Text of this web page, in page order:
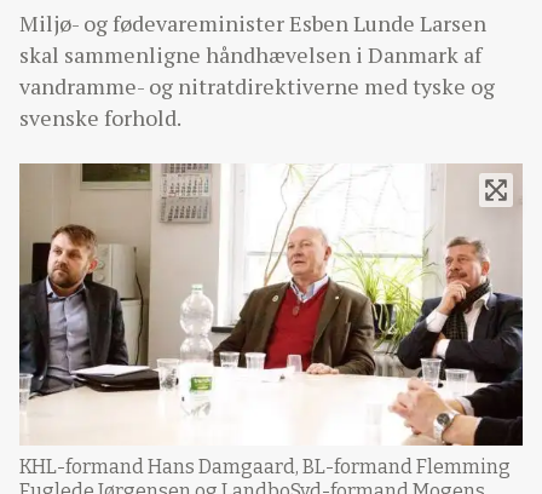
Miljø- og fødevareminister Esben Lunde Larsen
skal sammenligne håndhævelsen i Danmark af
vandramme- og nitratdirektiverne med tyske og
svenske forhold.
KHL-formand Hans Damgaard, BL-formand Flemming